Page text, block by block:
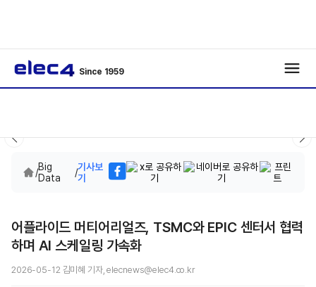
Since 1959
/Big
Data
/기사보
기
어플라이드 머티어리얼즈, TSMC와 EPIC 센터서 협력
하며 AI 스케일링 가속화
2026-05-12 김미혜 기자, elecnews@elec4.co.kr